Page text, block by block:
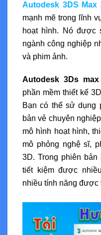
Autodesk 3DS Max
mạnh mẽ trong lĩnh
hoạt hình. Nó được
ngành công nghiệp
và phim ảnh.
Autodesk 3Ds max
phần mềm thiết kế
Bạn có thể sử dụng
bản vẻ chuyên
mô hình hoạt hình,
mô phỏng nghệ sĩ,
3D. Trong phiên bản
tiết kiệm được
nhiều tính năng được